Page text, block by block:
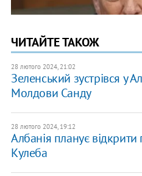
ЧИТАЙТЕ ТАКОЖ
28 лютого 2024, 21:02
Зеленський зустрівся у
Молдови Санду
28 лютого 2024, 19:12
Албанія планує відкрити
Кулеба